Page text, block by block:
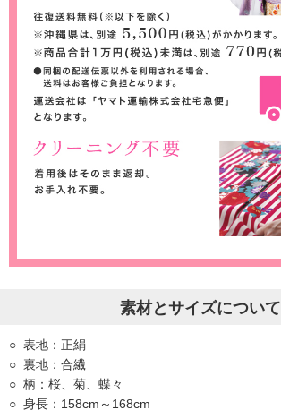
素材とサイズについて
表地：正絹
裏地：合繊
柄：桜、菊、蝶々
身長：158cm～168cm